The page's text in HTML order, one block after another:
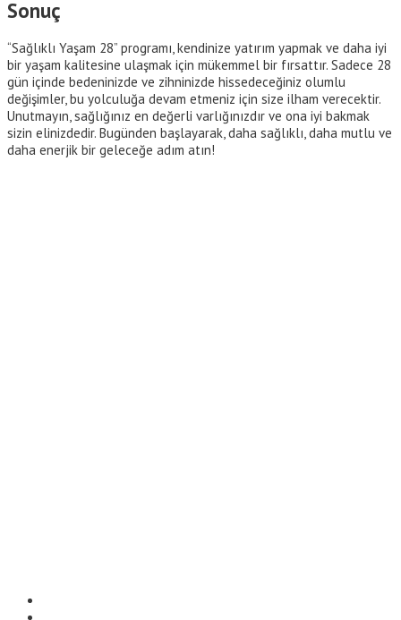
Sonuç
“Sağlıklı Yaşam 28” programı, kendinize yatırım yapmak ve daha iyi
bir yaşam kalitesine ulaşmak için mükemmel bir fırsattır. Sadece 28
gün içinde bedeninizde ve zihninizde hissedeceğiniz olumlu
değişimler, bu yolculuğa devam etmeniz için size ilham verecektir.
Unutmayın, sağlığınız en değerli varlığınızdır ve ona iyi bakmak
sizin elinizdedir. Bugünden başlayarak, daha sağlıklı, daha mutlu ve
daha enerjik bir geleceğe adım atın!